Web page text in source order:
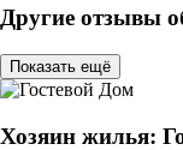
Другие отзывы
Показать ещё
Хозяин жилья: